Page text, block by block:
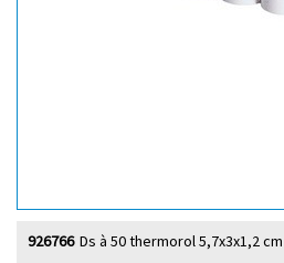
Ds à 50 thermorol 5,7x3x1,2
926766